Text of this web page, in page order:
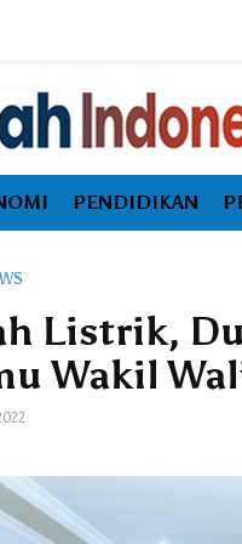
PENDIDIKAN
s
l
h
i
s
t
Listrik,
Wakil